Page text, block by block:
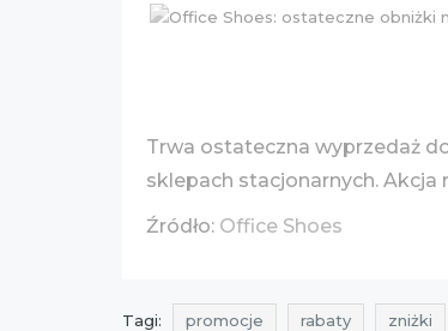
Trwa ostateczna wyprzedaż
sklepach stacjonarnych.
Źródło: Office Shoes
Tagi: promocje rabaty zniżki